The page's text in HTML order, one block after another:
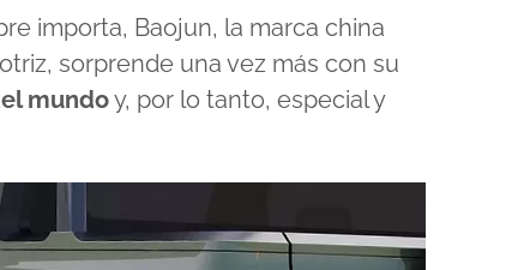
importa, Baojun, la marca china
sorprende una vez más con su
mundoy, por lo tanto, especial y